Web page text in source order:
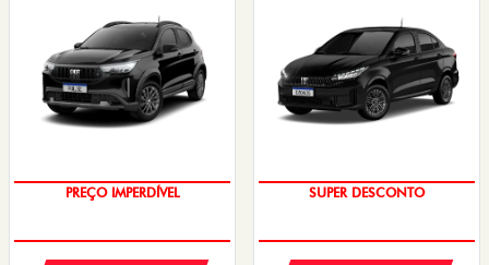
OPORTUNIDADE BÔNUS DE ATÉ R$ 14 MIL